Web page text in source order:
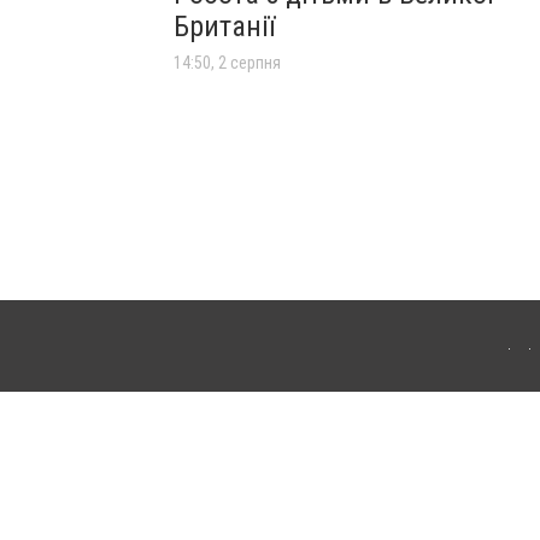
Британії
14:50, 2 серпня